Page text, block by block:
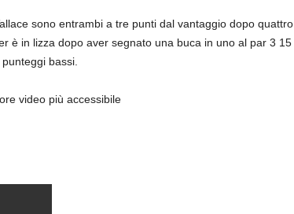
sono entrambi a tre punti dal vantaggio dopo quattro
è in lizza dopo aver segnato una buca in uno al par 3 15
bassi.
video più accessibile